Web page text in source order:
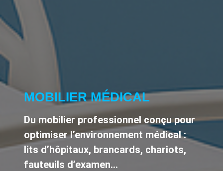
MOBILIER MÉDICAL
Du mobilier professionnel conçu pour
optimiser l’environnement médical :
lits d’hôpitaux, brancards, chariots,
fauteuils d’examen…